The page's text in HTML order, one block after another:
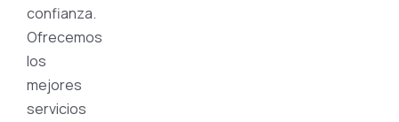
confianza.
Ofrecemos
los
mejores
servicios